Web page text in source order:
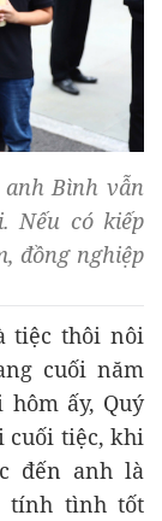
Bình vẫn
Nếu có kiếp
đồng nghiệp
tiệc thôi nôi
cuối năm
hôm ấy, Quý
cuối tiệc, khi
đến anh là
tính tình tốt